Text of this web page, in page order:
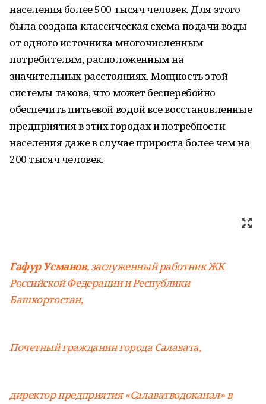
населения более 500 тысяч человек. Для этого
была создана классическая схема подачи воды
от одного источника многочисленным
потребителям, расположенным на
значительных расстояниях. Мощность этой
системы такова, что может бесперебойно
обеспечить питьевой водой все восстановленные
предприятия в этих городах и потребности
населения даже в случае прироста более чем на
200 тысяч человек.
Гафур Усманов, заслуженный работник ЖК
Российской Федерации и Республики
Башкортостан,
Почетный гражданин города Салавата,
директор предприятия «Салаватводоканал» в